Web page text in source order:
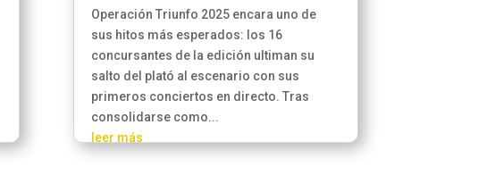
Operación Triunfo 2025 encara uno de
sus hitos más esperados: los 16
concursantes de la edición ultiman su
salto del plató al escenario con sus
primeros conciertos en directo. Tras
consolidarse como...
leer más